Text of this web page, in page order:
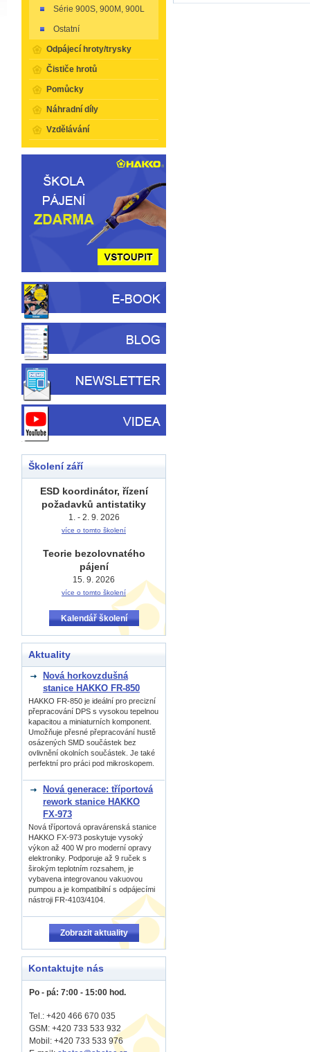
Série 900S, 900M, 900L
Ostatní
Odpájecí hroty/trysky
Čističe hrotů
Pomůcky
Náhradní díly
Vzdělávání
Školení září
ESD koordinátor, řízení
požadavků antistatiky
1. - 2. 9. 2026
více o tomto školení
Teorie bezolovnatého
pájení
15. 9. 2026
více o tomto školení
Kalendář školení
Aktuality
Nová horkovzdušná
stanice HAKKO FR-850
HAKKO FR-850 je ideální pro precizní
přepracování DPS s vysokou tepelnou
kapacitou a miniaturních komponent.
Umožňuje přesné přepracování hustě
osázených SMD součástek bez
ovlivnění okolních součástek. Je také
perfektní pro práci pod mikroskopem.
Nová generace: tříportová
rework stanice HAKKO
FX-973
Nová tříportová opravárenská stanice
HAKKO FX-973 poskytuje vysoký
výkon až 400 W pro moderní opravy
elektroniky. Podporuje až 9 ruček s
širokým teplotním rozsahem, je
vybavena integrovanou vakuovou
pumpou a je kompatibilní s odpájecími
nástroji FR-4103/4104.
Zobrazit aktuality
Kontaktujte nás
Po - pá: 7:00 - 15:00 hod.
Tel.: +420 466 670 035
GSM: +420 733 533 932
Mobil: +420 733 533 976